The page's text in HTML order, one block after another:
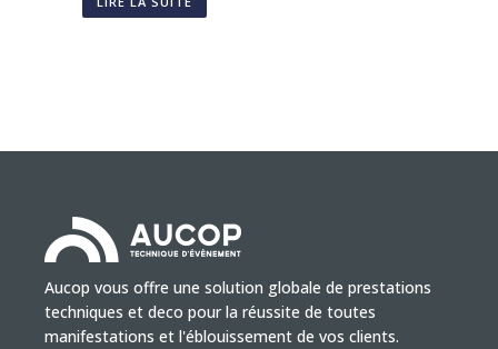
Aucop vous offre une solution globale de prestations
techniques et deco pour la réussite de toutes
manifestations et l'éblouissement de vos clients.